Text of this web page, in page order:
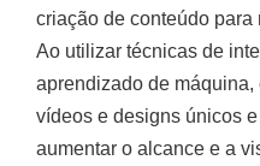
criação de conteúdo para
Ao utilizar técnicas de
aprendizado de
vídeos e designs únicos
aumentar o alcance e a